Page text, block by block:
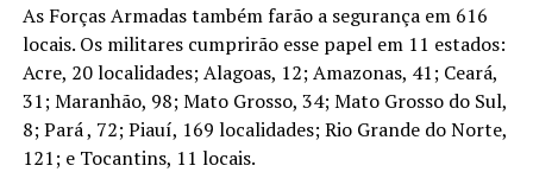
As Forças Armadas também farão a segurança em 616
locais. Os militares cumprirão esse papel em 11 estados:
Acre, 20 localidades; Alagoas, 12; Amazonas, 41; Ceará,
31; Maranhão, 98; Mato Grosso, 34; Mato Grosso do Sul,
8; Pará , 72; Piauí, 169 localidades; Rio Grande do Norte,
121; e Tocantins, 11 locais.